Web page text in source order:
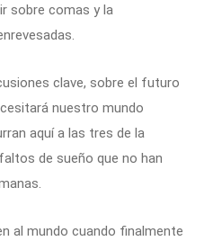
sobre comas y la
clave, sobre el futuro
nuestro mundo
aquí a las tres de la
de sueño que no han
al mundo cuando finalmente